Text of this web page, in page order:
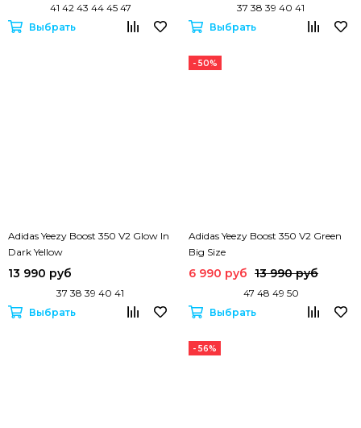
41 42 43 44 45 47
Выбрать
37 38 39 40 41
Выбрать
Adidas Yeezy Boost 350 V2 Glow In
Dark Yellow
13 990 руб
37 38 39 40 41
Выбрать
- 50%
Adidas Yeezy Boost 350 V2 Green
Big Size
6 990 руб 13 990 руб
47 48 49 50
Выбрать
- 56%